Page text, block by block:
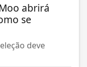
abrirá
se
deve